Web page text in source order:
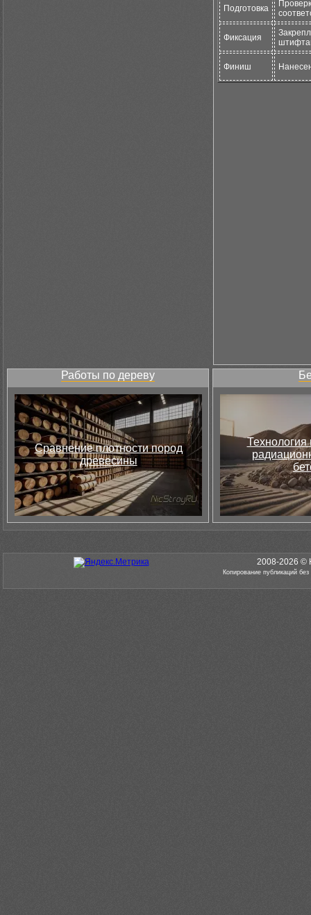
Подготовка
Фиксация
Финиш
Работы по дереву
Сравнение плотности пород
древесины
Технология
2008-2026 ©
Копирование публикаций